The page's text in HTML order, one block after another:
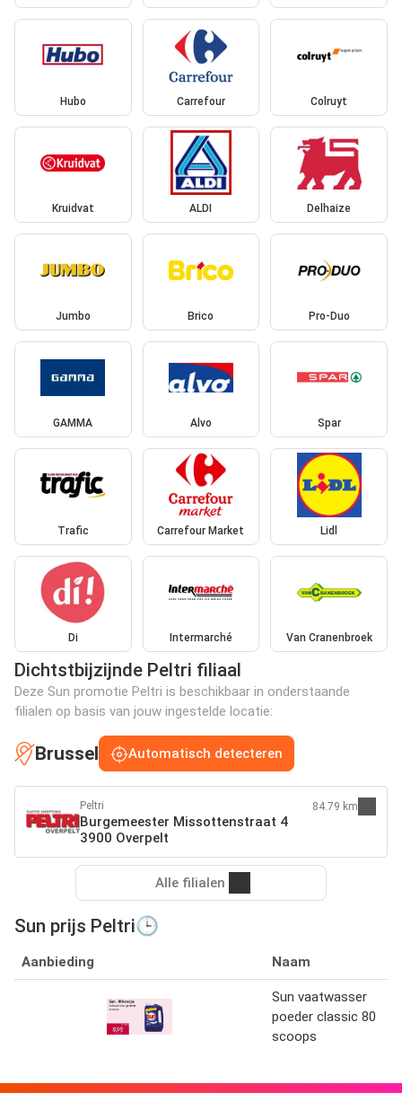
Hubo Carrefour Colruyt
Kruidvat ALDI Delhaize
Jumbo Brico Pro-Duo
GAMMA Alvo Spar
Trafic Carrefour Market Lidl
Di Intermarché Van Cranenbroek
Dichtstbijzijnde Peltri filiaal
Deze Sun promotie Peltri is beschikbaar in onderstaande
filialen op basis van jouw ingestelde locatie:
Brussel Automatisch detecteren
Peltri
Burgemeester Missottenstraat 4
3900 Overpelt
84.79 km
Alle filialen
Sun prijs Peltri🕒
Aanbieding Naam
Sun vaatwasser
poeder classic 80
scoops